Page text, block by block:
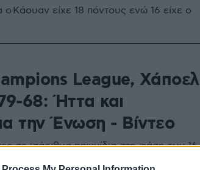
ο Κάουαν είχε 18 πόντους ενώ 16 είχε ο
League, Χάποελ
68: Ήττα και
την Ένωση - Βίντεο
σε ισάριθμα παιχνίδια στη φάση των 16